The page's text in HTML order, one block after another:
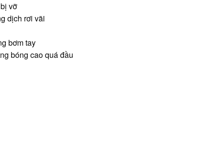
vỡ
dịch rơi vãi
bơm tay
bóng cao quá đầu